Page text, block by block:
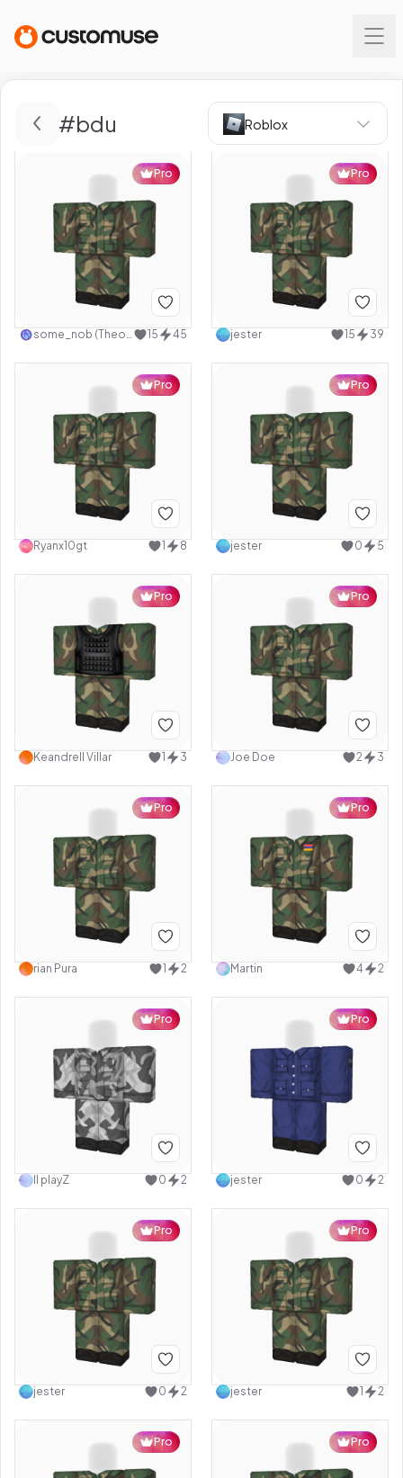
#bdu Roblox
Pro
some_nob (Theoldnoobleader) 15 45
Pro
jester 15 39
Pro
Ryanx10gt 1 8
Pro
jester 0 5
Pro
Keandrell Villar 1 3
Pro
Joe Doe 2 3
Pro
rian Pura 1 2
Pro
Martin 4 2
Pro
II playZ 0 2
Pro
jester 0 2
Pro
jester 0 2
Pro
jester 1 2
Pro Pro